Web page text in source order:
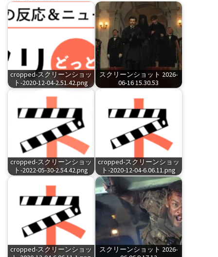
cropped-スクリーンショッ
ト-2020-12-04-2.51.42.png
スクリーンショット 2026-
06-16 15.30.53
cropped-スクリーンショッ
ト-2022-05-30-2.54.42.png
cropped-スクリーンショッ
ト-2020-12-04-6.06.11.png
cropped-スクリーンショッ
スクリーンショット 2026-